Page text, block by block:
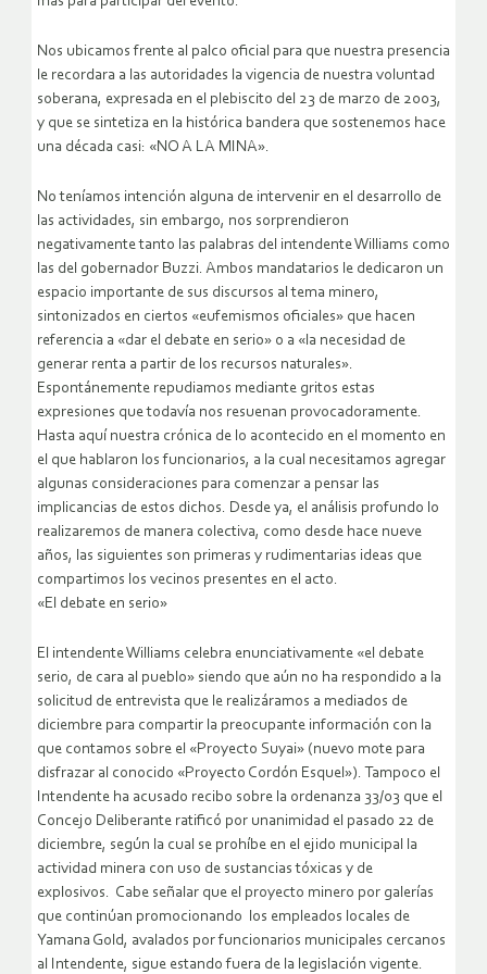
Nos ubicamos frente al palco oficial para que nuestra presencia
le recordara a las autoridades la vigencia de nuestra voluntad
soberana, expresada en el plebiscito del 23 de marzo de 2003,
y que se sintetiza en la histórica bandera que sostenemos hace
una década casi: «NO A LA MINA».
No teníamos intención alguna de intervenir en el desarrollo de
las actividades, sin embargo, nos sorprendieron
negativamente tanto las palabras del intendente Williams como
las del gobernador Buzzi. Ambos mandatarios le dedicaron un
espacio importante de sus discursos al tema minero,
sintonizados en ciertos «eufemismos oficiales» que hacen
referencia a «dar el debate en serio» o a «la necesidad de
generar renta a partir de los recursos naturales».
Espontánemente repudiamos mediante gritos estas
expresiones que todavía nos resuenan provocadoramente.
Hasta aquí nuestra crónica de lo acontecido en el momento en
el que hablaron los funcionarios, a la cual necesitamos agregar
algunas consideraciones para comenzar a pensar las
implicancias de estos dichos. Desde ya, el análisis profundo lo
realizaremos de manera colectiva, como desde hace nueve
años, las siguientes son primeras y rudimentarias ideas que
compartimos los vecinos presentes en el acto.
«El debate en serio»
El intendente Williams celebra enunciativamente «el debate
serio, de cara al pueblo» siendo que aún no ha respondido a la
solicitud de entrevista que le realizáramos a mediados de
diciembre para compartir la preocupante información con la
que contamos sobre el «Proyecto Suyai» (nuevo mote para
disfrazar al conocido «Proyecto Cordón Esquel»). Tampoco el
Intendente ha acusado recibo sobre la ordenanza 33/03 que el
Concejo Deliberante ratificó por unanimidad el pasado 22 de
diciembre, según la cual se prohíbe en el ejido municipal la
actividad minera con uso de sustancias tóxicas y de
explosivos. Cabe señalar que el proyecto minero por galerías
que continúan promocionando los empleados locales de
Yamana Gold, avalados por funcionarios municipales cercanos
al Intendente, sigue estando fuera de la legislación vigente.